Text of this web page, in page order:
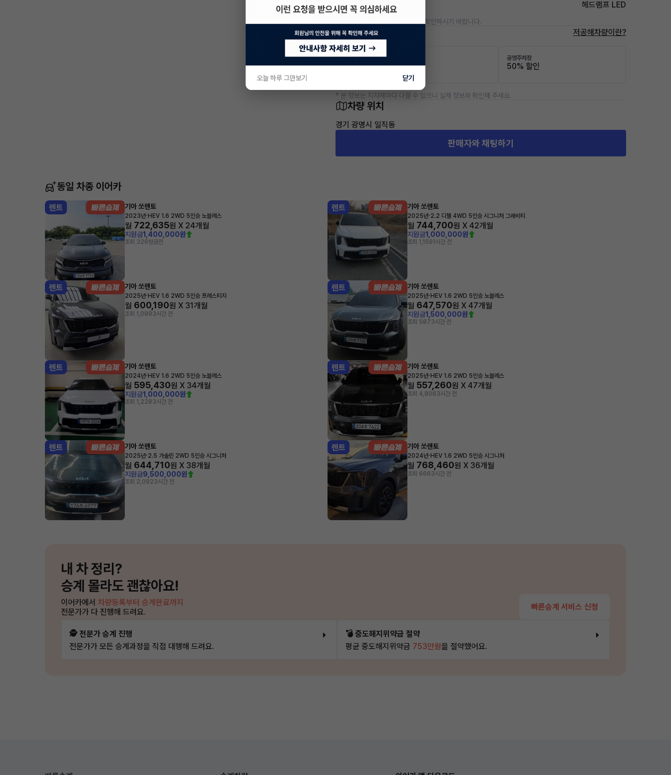
헤드램프 LED
* 정확한 정보는 판매자와 반드시 확인하시기 바랍니다.
저공해차량 정보 저공해차량이란?
공항주차장
50% 할인
공영주차장
50% 할인
* 본 정보는 지자체마다 다를 수 있으니 실제 정보와 확인해 주세요.
차량 위치
경기 광명시 일직동
판매자와 채팅하기
동일 차종 이어카
렌트 기아 쏘렌토
2023년· HEV 1.6 2WD 5인승 노블레스
월 722,635원 X 24개월
지원금1,400,000원
조회 326방금전
렌트 기아 쏘렌토
2025년·2.2 디젤 4WD 5인승 시그니처 그래비티
월 744,700원 X 42개월
지원금1,000,000원
조회 1,1591시간 전
렌트 기아 쏘렌토
2025년· HEV 1.6 2WD 5인승 프레스티지
월 600,190원 X 31개월
조회 1,0893시간 전
렌트 기아 쏘렌토
2025년· HEV 1.6 2WD 5인승 노블레스
월 647,570원 X 47개월
지원금1,500,000원
조회 5873시간 전
렌트 기아 쏘렌토
2024년· HEV 1.6 2WD 5인승 노블레스
월 595,430원 X 34개월
지원금1,000,000원
조회 1,2283시간 전
렌트 기아 쏘렌토
2025년· HEV 1.6 2WD 5인승 노블레스
월 557,260원 X 47개월
조회 4,8063시간 전
렌트 기아 쏘렌토
2025년·2.5 가솔린 2WD 5인승 시그니처
월 644,710원 X 38개월
지원금9,500,000원
조회 2,0923시간 전
렌트 기아 쏘렌토
2024년· HEV 1.6 2WD 5인승 시그니처
월 768,460원 X 36개월
조회 6663시간 전
내 차 정리?
승계 몰라도 괜찮아요!
이어카에서 차량등록부터 승계완료까지
전문가가 다 진행해 드려요.
빠른승계 서비스 신청
🕵️ 전문가 승계 진행
전문가가 모든 승계과정을 직접 대행해 드려요.
💣 중도해지위약금 절약
평균 중도해지위약금 753만원을 절약했어요.
오늘 하루 그만보기 닫기